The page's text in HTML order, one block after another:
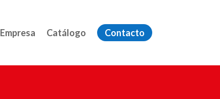
Empresa Catálogo Contacto